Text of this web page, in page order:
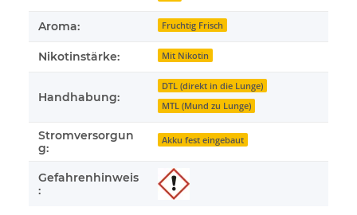
Aroma: Fruchtig Frisch
Nikotinstärke: Mit Nikotin
Handhabung:
DTL (direkt in die Lunge)
MTL (Mund zu Lunge)
Stromversorgun
g:
Akku fest eingebaut
Gefahrenhinweis
: